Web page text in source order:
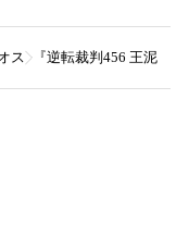
ス 『逆転裁判456 王泥喜